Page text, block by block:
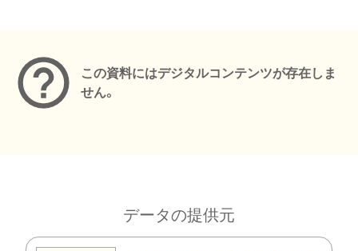
この資料にはデジタルコンテンツが存在しま
せん。
データの提供元